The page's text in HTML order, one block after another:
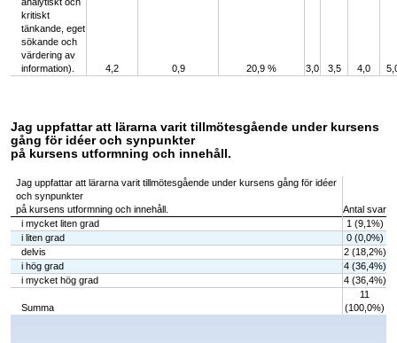
kritiskt
tänkande, eget
sökande och
värdering av
information).
4,2 0,9 20,9 % 3,0 3,5 4,0
Jag uppfattar att lärarna varit tillmötesgående under kursens
gång för idéer och synpunkter
på kursens utformning och innehåll.
Jag uppfattar att lärarna varit tillmötesgående under kursens gång för idéer
och synpunkter
på kursens utformning och innehåll.
Antal svar
i mycket liten grad
1 (9,1%)
i liten grad
0 (0,0%)
delvis
2 (18,2%)
i hög grad
4 (36,4%)
i mycket hög grad
4 (36,4%)
Summa
11
(100,0%)
Chart